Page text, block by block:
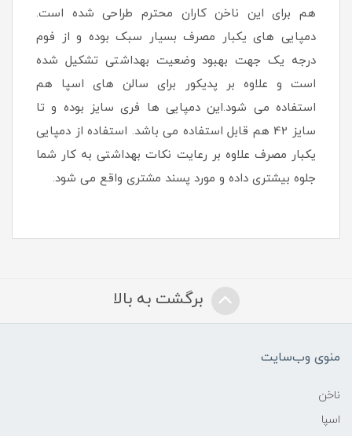
هم برای این ناخن کاران محترم طراحی شده است.
دمپایی های یکبار مصرف بسیار سبک بوده و از فوم
درجه یک جهت بهبود وضعیت بهداشتی تشکیل شده
است و علاوه بر پدیکور برای سالن های اسپا هم
استفاده می شود.این دمپایی ها فری سایز بوده و تا
سایز 42 هم قابل استفاده می باشد. استفاده از دمپایی
یکبار مصرف علاوه بر رعایت نکات بهداشتی به کار شما
جلوه بیشتری داده و مورد پسند مشتری واقع می شود.
برگشت به بالا
منوی وب‌سایت
ناخن
اسپا